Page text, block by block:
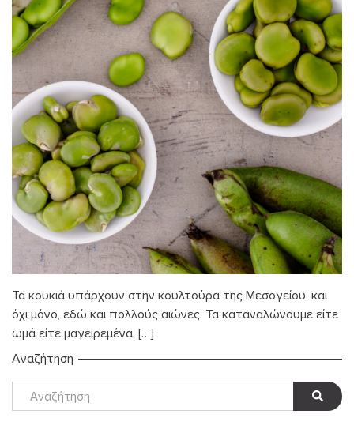
Τα κουκιά υπάρχουν στην κουλτούρα της Μεσογείου, και
όχι μόνο, εδώ και πολλούς αιώνες. Τα καταναλώνουμε είτε
ωμά είτε μαγειρεμένα. […]
Αναζήτηση